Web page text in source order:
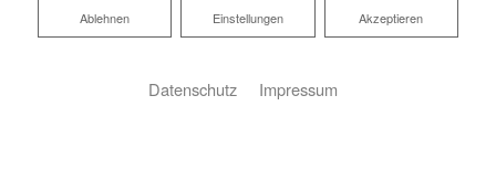
Akzeptieren
Einstellungen
Ablehnen
Ablehnen
Datenschutz Impressum